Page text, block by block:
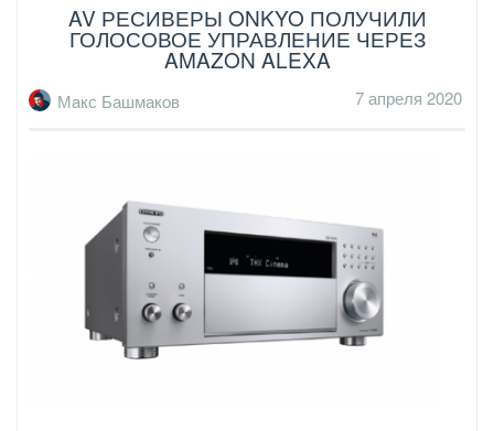
AV РЕСИВЕРЫ ONKYO ПОЛУЧИЛИ
ГОЛОСОВОЕ УПРАВЛЕНИЕ ЧЕРЕЗ
AMAZON ALEXA
Макс Башмаков 7 апреля 2020